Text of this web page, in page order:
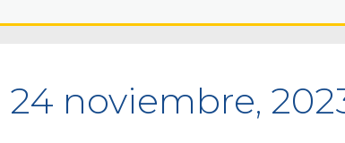
24 noviembre,